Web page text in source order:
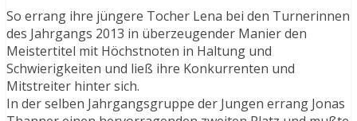
So errang ihre jüngere Tocher Lena bei den Turnerinnen
des Jahrgangs 2013 in überzeugender Manier den
Meistertitel mit Höchstnoten in Haltung und
Schwierigkeiten und ließ ihre Konkurrenten und
Mitstreiter hinter sich.
In der selben Jahrgangsgruppe der Jungen errang Jonas